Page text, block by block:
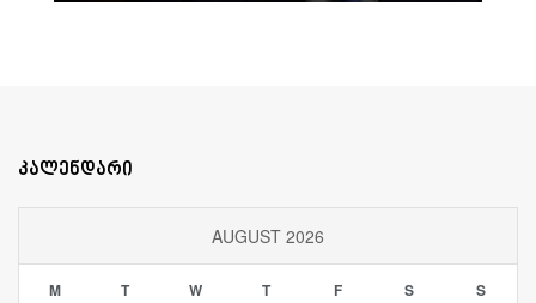
კალენდარი
AUGUST 2026
M T W T F S S